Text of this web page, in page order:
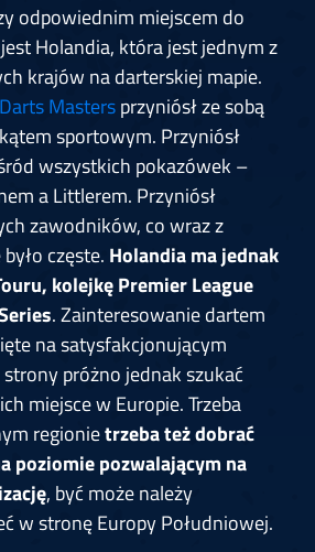
odpowiednim miejscem do
Holandia, która jest jednym z
krajów na darterskiej mapie.
Mastersprzyniósł ze sobą
sportowym. Przyniósł
wszystkich pokazówek –
a Littlerem. Przyniósł
zawodników, co wraz z
częste. Holandia ma jednak
kolejkę Premier League
. Zainteresowanie dartem
na satysfakcjonującym
próżno jednak szukać
miejsce w Europie. Trzeba
regionietrzeba też dobrać
poziomie pozwalającym na
, być może należy
w stronę Europy Południowej.